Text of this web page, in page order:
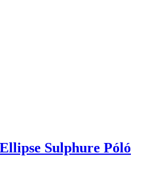
Sulphure Póló